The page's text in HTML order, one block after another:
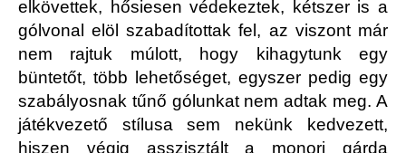
elkövettek, hősiesen védekeztek, kétszer is a
gólvonal elöl szabadítottak fel, az viszont már
nem rajtuk múlott, hogy kihagytunk egy
büntetőt, több lehetőséget, egyszer pedig egy
szabályosnak tűnő gólunkat nem adtak meg. A
játékvezető stílusa sem nekünk kedvezett,
hiszen végig asszisztált a monori gárda